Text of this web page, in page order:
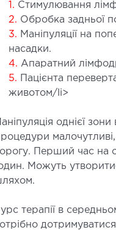
1. Стимулювання
2. Обробка задньої
3. Маніпуляції на
насадки.
4. Апаратний
5. Пацієнта
животом/li>
однієї
Перший час на
Можуть
терапії в